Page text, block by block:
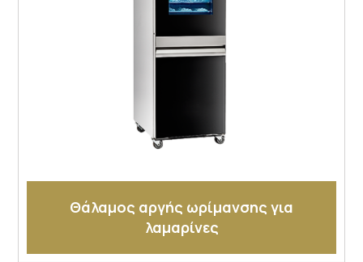
Θάλαμος αργής ωρίμανσης για
λαμαρίνες